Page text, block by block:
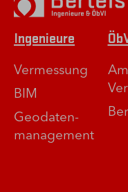
Ingenieure
Vermessung
BIM
Geodaten­
management